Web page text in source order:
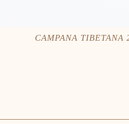
CAMPANA